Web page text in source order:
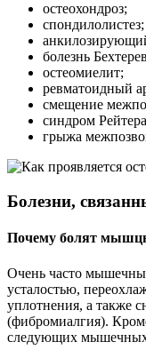
остеохондроз;
спондилолистез;
болезнь
остеомиелит;
ревматоидный
смещение
синдром
грыжа
Болезни,
Почему болят
Очень часто
усталостью,
уплотнения, а также
(фибромиалгия).
следующих мышечных